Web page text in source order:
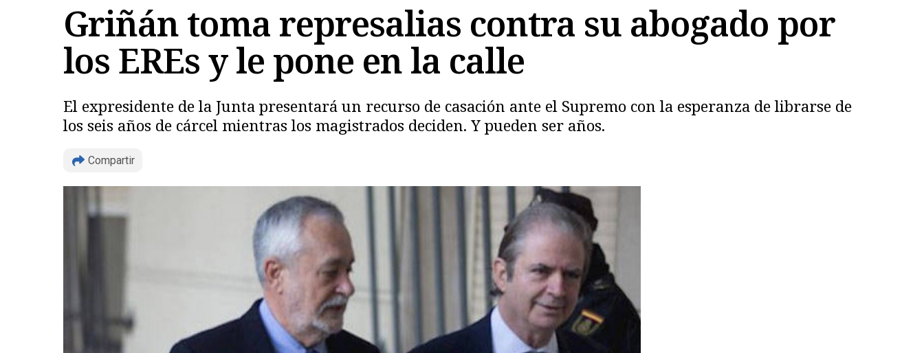
Griñán toma represalias contra su abogado por
los EREs y le pone en la calle
El expresidente de la Junta presentará un recurso de casación ante el Supremo con la esperanza de librarse de
los seis años de cárcel mientras los magistrados deciden. Y pueden ser años.
Compartir
Copiar